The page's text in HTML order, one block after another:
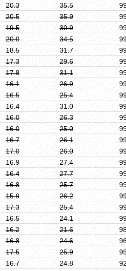
20.3 35.5
20.5 35.9
19.5 30.9
20.0 34.5
18.5 31.7
17.3 29.6
17.8 31.1
16.1 26.9
16.5 25.4
16.4 31.0
16.0 26.3
16.0 25.0
16.7 26.1
17.0 26.0
16.9 27.4
16.4 27.7
16.8 25.7
15.9 26.2
17.3 25.4
16.5 24.1
16.2 21.6
16.8 24.6
17.5 25.9
16.7 24.8